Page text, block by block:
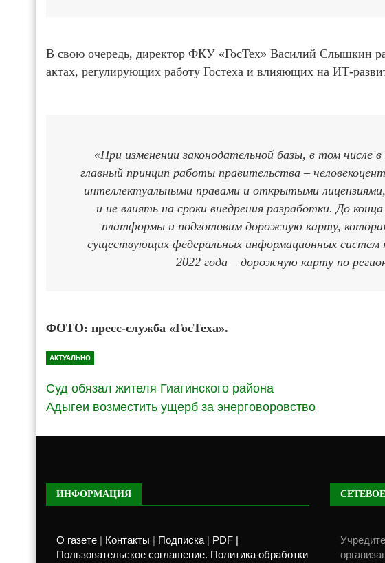
В свою очередь, директор ФКУ «ГосТех» Василий Слышкин
актах, регулирующих работу Гостеха и влияющих на ИТ-
«При изменении законодательной базы, в том числе
главный принцип работы правительства –
интеллектуальными правами и открытыми
и не влиять на сроки внедрения разработки. До
платформы и подготовим дорожную карту,
существующих федеральных информационных
2022 года – дорожную карту по
ФОТО: пресс-служба «ГосТеха».
АКТУАЛЬНО
Суд обязал жителя Гиагинского района
Адыгеи возместить ущерб за энерговоровство
ИНФОРМАЦИЯ
О газете Контакты Подписка
PDF |
Пользовательское соглашение. Политика обработки